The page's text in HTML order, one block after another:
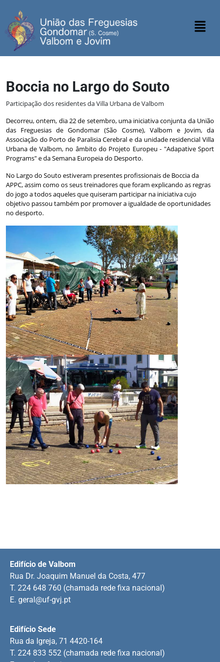
Boccia no Largo do Souto
Participação dos residentes da Villa Urbana de Valbom
Decorreu, ontem, dia 22 de setembro, uma iniciativa conjunta da União
das Freguesias de Gondomar (São Cosme), Valbom e Jovim, da
Associação do Porto de Paralisia Cerebral e da unidade residencial Villa
Urbana de Valbom, no âmbito do Projeto Europeu - "Adapative Sport
Programs" e da Semana Europeia do Desporto.
No Largo do Souto estiveram presentes profissionais de Boccia da
APPC, assim como os seus treinadores que foram explicando as regras
do jogo a todos aqueles que quiseram participar na iniciativa cujo
objetivo passou também por promover a igualdade de oportunidades
no desporto.
Edifício Sede
Rua da Igreja, 71 4420-164
T. 224 833 552 (chamada rede fixa nacional)
Edifício de Valbom
Rua Dr. Joaquim Manuel da Costa, 477
T. 224 648 760 (chamada rede fixa nacional)
E. geral@uf-gvj.pt